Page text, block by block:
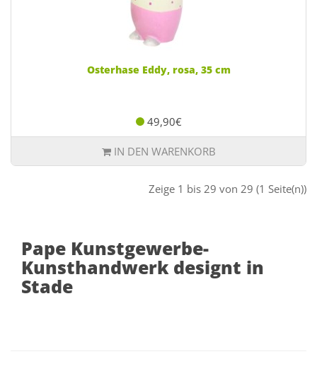
Osterhase Eddy, rosa, 35 cm
49,90€
IN DEN WARENKORB
Zeige 1 bis 29 von 29 (1 Seite(n))
Pape Kunstgewerbe-
Kunsthandwerk designt in
Stade